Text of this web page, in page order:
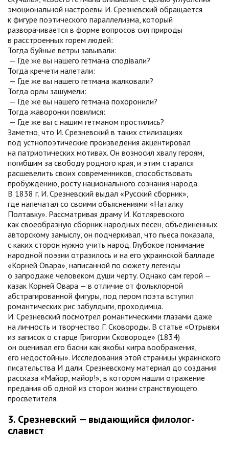
эмоциональной настроевы И. Срезневский обращается
к фигуре поэтического параллелизма, который
разворачивается в форме вопросов сил природы
в расстроенных горем людей:
Тогда буйные ветры завывали:
— Где же вы нашего гетмана сподівали?
Тогда кречети налетали:
— Где же вы нашего гетмана жалковали?
Тогда орлы зашумели:
— Где же вы нашего гетмана похоронили?
Тогда жаворонки повилися:
— Где же вы с нашим гетманом простились?
Заметно, что И. Срезневский в таких стилизациях
под устнопоэтические произведения акцентировал
на патриотических мотивах. Он возносил хвалу героям,
погибшим за свободу родного края, и этим старался
расшевелить своих современников, способствовать
пробуждению, росту национального сознания народа.
В 1838 г. И. Срезневский выдал «Русский сборник»,
где напечатал со своими объяснениями «Наталку
Полтавку». Рассматривая драму И. Котляревского
как своеобразную сборник народных песен, объединенных
авторскому замыслу, он подчеркивал, что пьеса показала,
с каких сторон нужно учить народ. Глубокое понимание
народной поэзии отразилось и на его украинской балладе
«Корней Овара», написанной по сюжету легенды
о запродаже человеком души черту. Однако сам герой —
казак Корней Овара — в отличие от фольклорной
абстрагированной фигуры, под пером поэта вступил
романтических рис забулдыги, проходимца.
И. Срезневский посмотрел романтическими глазами даже
на личность и творчество Г. Сковороды. В статье «Отрывки
из записок о старце Григории Сковороде» (1834)
он оценивал его басни как якобы «игра воображения,
его недостойны». Исследования этой страницы украинского
писательства И дали. Срезневскому материал до создания
рассказа «Майор, майор!», в котором нашли отражение
предания об одной из сторон жизни странствующего
просветителя.
3. Срезневский — выдающийся филолог-
славист